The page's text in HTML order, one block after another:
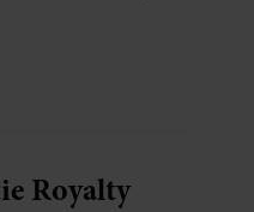
Royalty